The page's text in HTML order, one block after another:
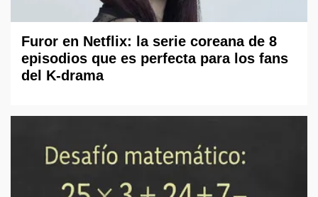
Furor en Netflix: la serie coreana de 8
episodios que es perfecta para los fans
del K-drama